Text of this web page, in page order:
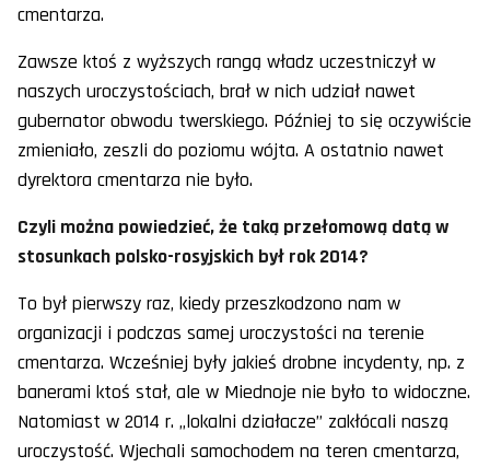
cmentarza.
Zawsze ktoś z wyższych rangą władz uczestniczył w
naszych uroczystościach, brał w nich udział nawet
gubernator obwodu twerskiego. Później to się oczywiście
zmieniało, zeszli do poziomu wójta. A ostatnio nawet
dyrektora cmentarza nie było.
Czyli można powiedzieć, że taką przełomową datą w
stosunkach polsko-rosyjskich był rok 2014?
To był pierwszy raz, kiedy przeszkodzono nam w
organizacji i podczas samej uroczystości na terenie
cmentarza. Wcześniej były jakieś drobne incydenty, np. z
banerami ktoś stał, ale w Miednoje nie było to widoczne.
Natomiast w 2014 r. „lokalni działacze” zakłócali naszą
uroczystość. Wjechali samochodem na teren cmentarza,